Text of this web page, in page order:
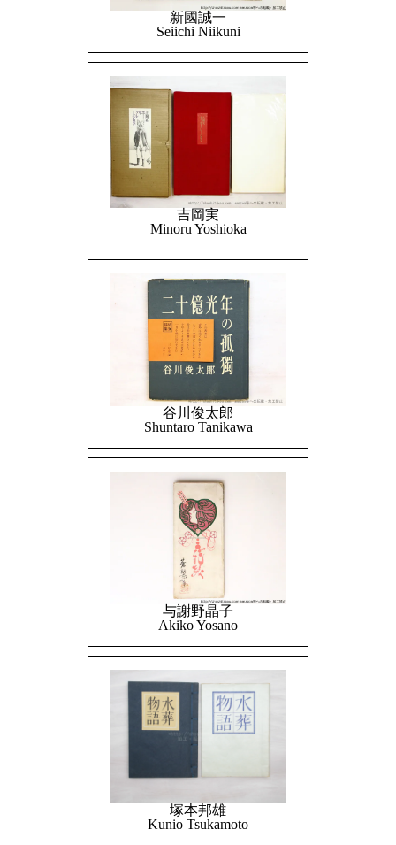
新國誠一
Seiichi Niikuni
吉岡実
Minoru Yoshioka
谷川俊太郎
Shuntaro Tanikawa
与謝野晶子
Akiko Yosano
塚本邦雄
Kunio Tsukamoto